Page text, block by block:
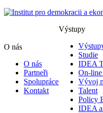
O nás
O nás
Partneři
Spolupráce
Kontakt
Výstupy
Studie
IDEA
On-
Vývoj
Talent
Policy
IDEA